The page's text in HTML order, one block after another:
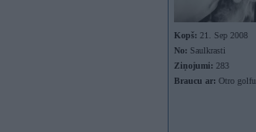
Kopš: 21. Sep 2008
No: Saulkrasti
Ziņojumi: 283
Braucu ar: Otro golfu